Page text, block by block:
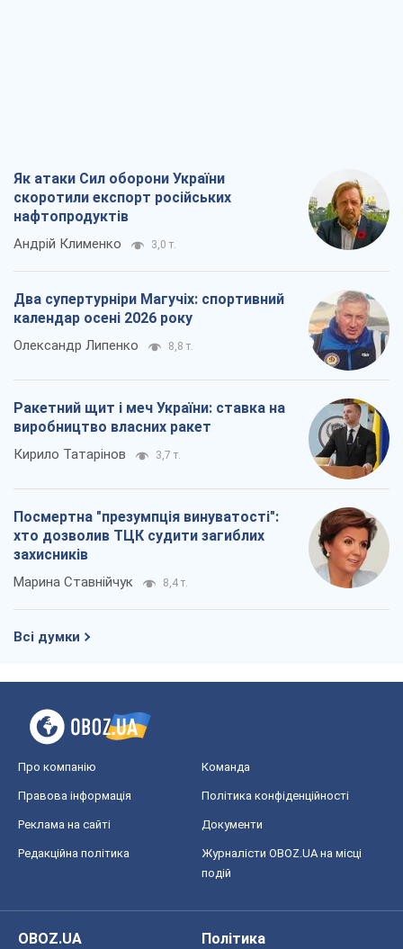
Як атаки Сил оборони України
скоротили експорт російських
нафтопродуктів
Андрій Клименко 3,0 т.
Два супертурніри Магучіх: спортивний
календар осені 2026 року
Олександр Липенко 8,8 т.
Ракетний щит і меч України: ставка на
виробництво власних ракет
Кирило Татарінов 3,7 т.
Посмертна "презумпція винуватості":
хто дозволив ТЦК судити загиблих
захисників
Марина Ставнійчук 8,4 т.
Всі думки
Про компанію Команда
Правова інформація Політика конфіденційності
Реклама на сайті Документи
Редакційна політика
Журналісти OBOZ.UA на місці
подій
OBOZ.UA
Політика